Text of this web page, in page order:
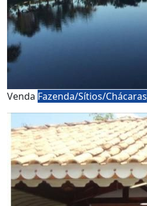
Venda Fazenda/Sítios/Chácaras